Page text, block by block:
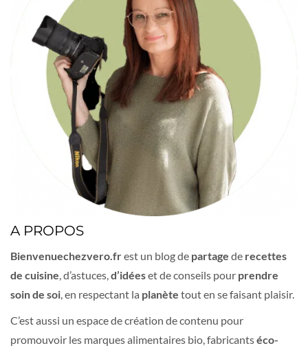
A PROPOS
Bienvenuechezvero.frest un blog de partage de recettes
de cuisine, d’astuces,d’idéeset de conseils pour prendre
soin de soi, en respectant la planète tout en se faisant plaisir.
C’est aussi un espace de création de contenu pour
promouvoir les marques alimentaires bio, fabricantséco-